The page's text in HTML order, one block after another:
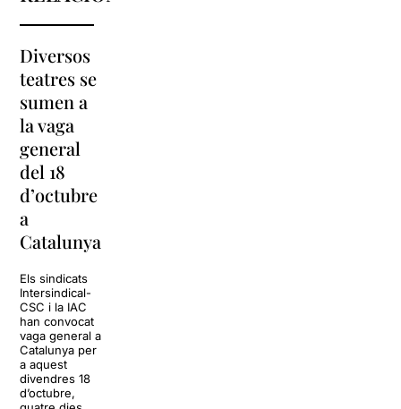
Diversos
teatres se
sumen a
la vaga
general
del 18
d’octubre
a
Catalunya
Els sindicats
Intersindical-
CSC i la IAC
han convocat
vaga general a
Catalunya per
a aquest
divendres 18
d’octubre,